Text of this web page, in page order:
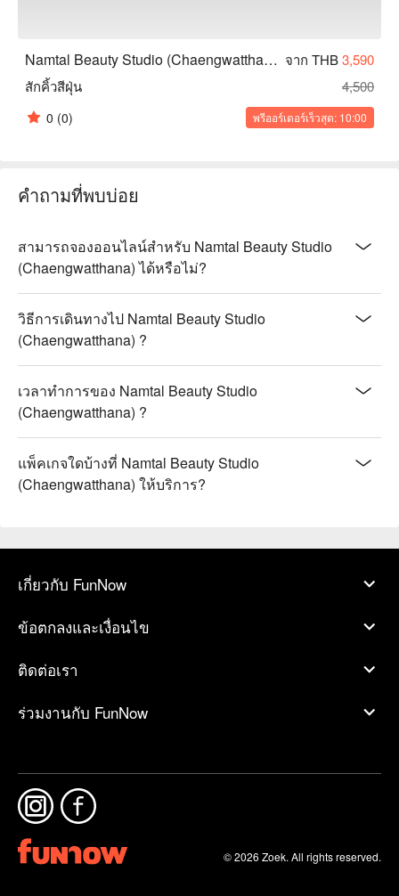
Namtal Beauty Studio (Chaengwatthana) จาก THB3,590
สักคิ้วสีฝุ่น
4,500
0 (0) พรีออร์เดอร์เร็วสุด: 10:00
คำถามที่พบบ่อย
สามารถจองออนไลน์สำหรับ Namtal Beauty Studio
(Chaengwatthana) ได้หรือไม่?
วิธีการเดินทางไป Namtal Beauty Studio
(Chaengwatthana) ?
เวลาทำการของ Namtal Beauty Studio
(Chaengwatthana) ?
แพ็คเกจใดบ้างที่ Namtal Beauty Studio
(Chaengwatthana) ให้บริการ?
เกี่ยวกับ FunNow
ข้อตกลงและเงื่อนไข
ติดต่อเรา
ร่วมงานกับ FunNow
© 2026 Zoek. All rights reserved.